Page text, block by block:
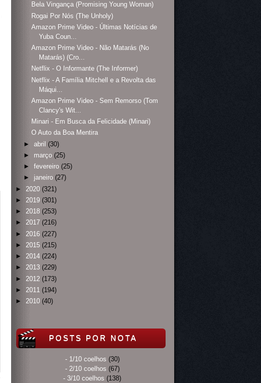
Bela Vingança (Promising Young Woman)
Rogai Por Nós (The Unholy)
Amazon Prime Video - Últimas Notícias de
Yuba Coun...
Amazon Prime Video - Não Matarás (No
Matarás) (Cro...
Netflix - O Informante (The Informer)
Netflix - A Família Mitchell e a Revolta das
Máqui...
Amazon Prime Video - Sem Remorso (Tom
Clancy's Wit...
Minari - Em Busca da Felicidade (Minari)
O Auto da Boa Mentira
► abril (30)
► março (25)
► fevereiro (25)
► janeiro (27)
► 2020 (321)
► 2019 (301)
► 2018 (253)
► 2017 (216)
► 2016 (227)
► 2015 (215)
► 2014 (224)
► 2013 (229)
► 2012 (173)
► 2011 (194)
► 2010 (40)
POSTS POR NOTA
- 1/10 coelhos (30)
- 2/10 coelhos (67)
- 3/10 coelhos (138)